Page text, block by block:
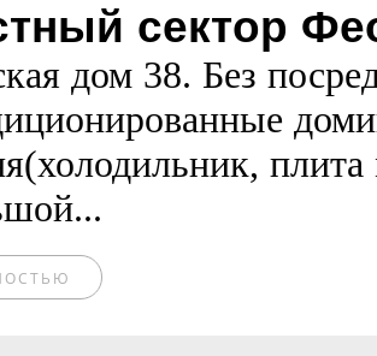
сектор
дом 38. Без